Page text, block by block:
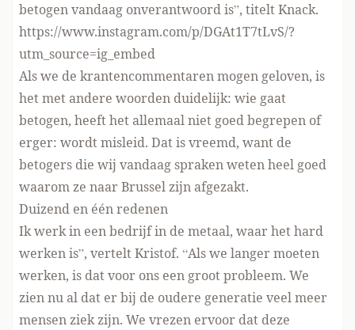
betogen vandaag onverantwoord is”, titelt Knack.
https://www.instagram.com/p/DGAt1T7tLvS/?
utm_source=ig_embed
Als we de krantencommentaren mogen geloven, is
het met andere woorden duidelijk: wie gaat
betogen, heeft het allemaal niet goed begrepen of
erger: wordt misleid. Dat is vreemd, want de
betogers die wij vandaag spraken weten heel goed
waarom ze naar Brussel zijn afgezakt.
Duizend en één redenen
Ik werk in een bedrijf in de metaal, waar het hard
werken is”, vertelt Kristof. “Als we langer moeten
werken, is dat voor ons een groot probleem. We
zien nu al dat er bij de oudere generatie veel meer
mensen ziek zijn. We vrezen ervoor dat deze